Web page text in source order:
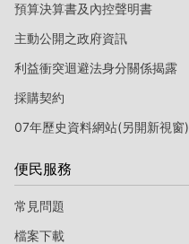
預算決算書及內控聲明書
主動公開之政府資訊
利益衝突迴避法身分關係揭露
採購契約
07年歷史資料網站(另開新視窗)
便民服務
常見問題
檔案下載